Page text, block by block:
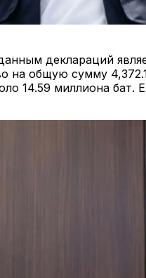
деклараций
на общую сумму
14.59 миллиона бат.